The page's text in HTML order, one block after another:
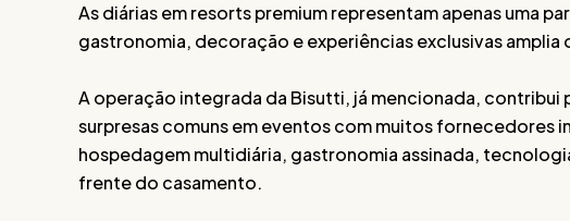
As diárias em resorts premium representam apenas uma
gastronomia, decoração e experiências exclusivas
A operação integrada da Bisutti, já mencionada,
surpresas comuns em eventos com muitos fornecedores
hospedagem multidiária, gastronomia assinada,
frente do casamento.